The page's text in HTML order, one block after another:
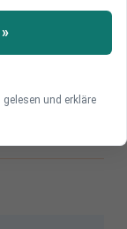
auf US-
gelesen und erkläre